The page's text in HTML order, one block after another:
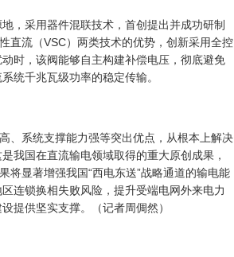
采用器件混联技术，首创提出并成功研制
直流（VSC）两类技术的优势，创新采用全控
时，该阀能够自主构建补偿电压，彻底避免
统千兆瓦级功率的稳定传输。
系统支撑能力强等突出优点，从根本上解决
我国在直流输电领域取得的重大原创成果，
将显著增强我国“西电东送”战略通道的输电能
连锁换相失败风险，提升受端电网外来电力
提供坚实支撑。
（记者周倜然）